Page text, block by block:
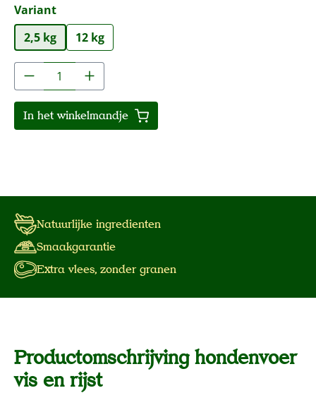
Selecteer
Variant
2,5 kg
12 kg
Producthoeveelheid: Voer de gewenste
In het winkelmandje
Natuurlijke ingredienten
Smaakgarantie
Extra vlees, zonder granen
Productomschrijving hondenvoer
vis en rijst